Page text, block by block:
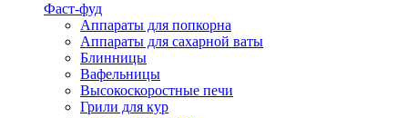
Фаст-фуд
Аппараты для попкорна
Аппараты для сахарной ваты
Блинницы
Вафельницы
Высокоскоростные печи
Грили для кур